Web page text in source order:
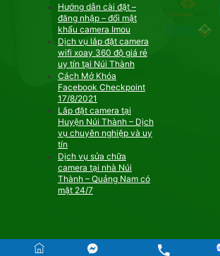
Hướng dẫn cài đặt –
đăng nhập – đổi mật
khẩu camera Imou
Dịch vụ lắp đặt camera
wifi xoay 360 độ giá rẻ
uy tín tại Núi Thành
Cách Mở Khóa
Facebook Checkpoint
17/8/2021
Lắp đặt camera tại
Huyện Núi Thành – Dịch
vụ chuyên nghiệp và uy
tín
Dịch vụ sửa chữa
camera tại nhà Núi
Thành – Quảng Nam có
mặt 24/7